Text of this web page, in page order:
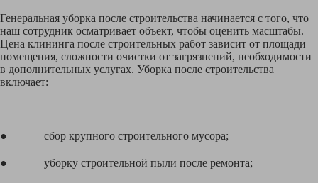
Генеральная уборка после строительства начинается с того, что
наш сотрудник осматривает объект, чтобы оценить масштабы.
Цена клининга после строительных работ зависит от площади
помещения, сложности очистки от загрязнений, необходимости
в дополнительных услугах. Уборка после строительства
включает:
● сбор крупного строительного мусора;
● уборку строительной пыли после ремонта;